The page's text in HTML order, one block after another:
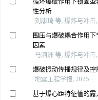
性分析
刘康琦 等, 爆炸与冲击
围压与爆破耦合作用
因素
马泗洲 等, 爆炸与冲击
爆破振动传播规律及
地震工程学报, 2025
基于爆心距特征值的